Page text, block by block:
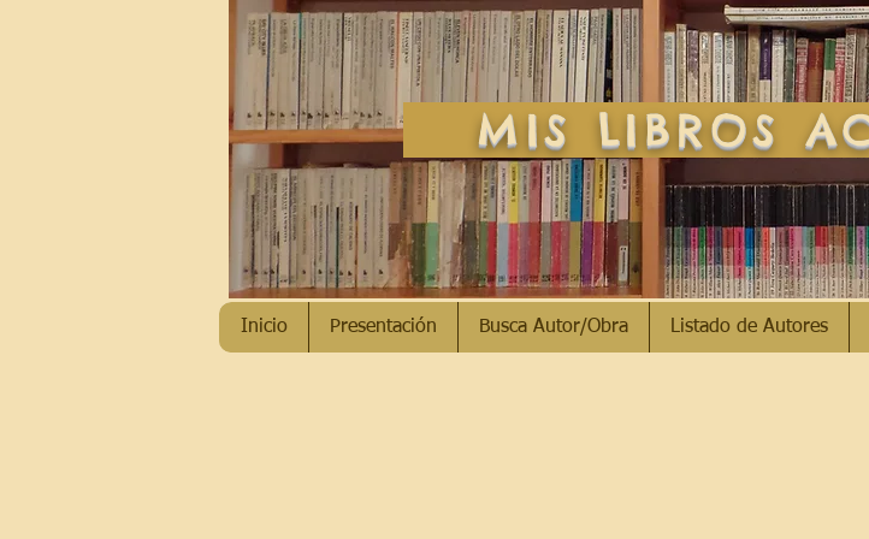
MIS LIBROS
Inicio Presentación Busca Autor/Obra Listado de Autores